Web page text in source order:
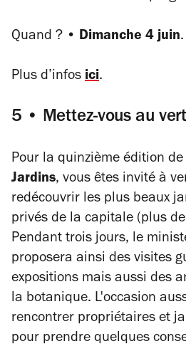
Quand ? • Dimanche 4 juin.
Plus d’infos ici.
5 • Mettez-vous au vert
Pour la quinzième édition de
Jardins, vous êtes invité à
redécouvrir les plus beaux
privés de la capitale (plus
Pendant trois jours, le
proposera ainsi des visites
expositions mais aussi des
la botanique. L'occasion
rencontrer propriétaires et
pour prendre quelques